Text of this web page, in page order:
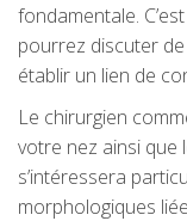
fondamentale.
pourrez discuter
établir un lien de
Le chirurgien
votre nez ainsi que
s’intéressera
morphologiques